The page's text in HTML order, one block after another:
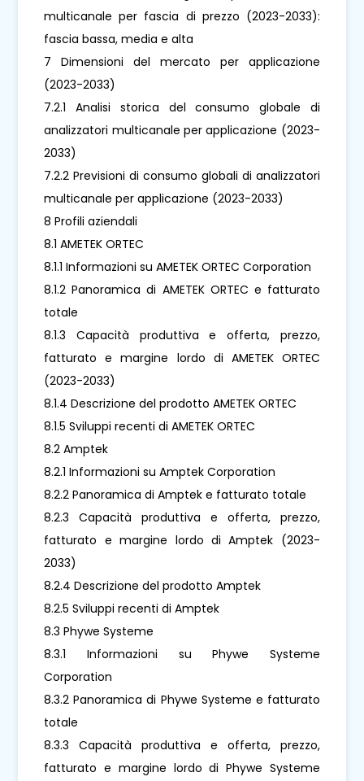
multicanale per fascia di prezzo (2023-2033):
fascia bassa, media e alta
7 Dimensioni del mercato per applicazione
(2023-2033)
7.2.1 Analisi storica del consumo globale di
analizzatori multicanale per applicazione (2023-
2033)
7.2.2 Previsioni di consumo globali di analizzatori
multicanale per applicazione (2023-2033)
8 Profili aziendali
8.1 AMETEK ORTEC
8.1.1 Informazioni su AMETEK ORTEC Corporation
8.1.2 Panoramica di AMETEK ORTEC e fatturato
totale
8.1.3 Capacità produttiva e offerta, prezzo,
fatturato e margine lordo di AMETEK ORTEC
(2023-2033)
8.1.4 Descrizione del prodotto AMETEK ORTEC
8.1.5 Sviluppi recenti di AMETEK ORTEC
8.2 Amptek
8.2.1 Informazioni su Amptek Corporation
8.2.2 Panoramica di Amptek e fatturato totale
8.2.3 Capacità produttiva e offerta, prezzo,
fatturato e margine lordo di Amptek (2023-
2033)
8.2.4 Descrizione del prodotto Amptek
8.2.5 Sviluppi recenti di Amptek
8.3 Phywe Systeme
8.3.1 Informazioni su Phywe Systeme
Corporation
8.3.2 Panoramica di Phywe Systeme e fatturato
totale
8.3.3 Capacità produttiva e offerta, prezzo,
fatturato e margine lordo di Phywe Systeme